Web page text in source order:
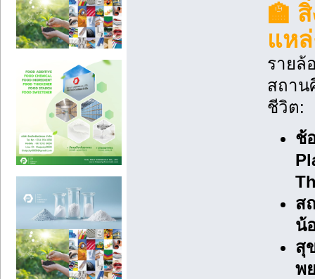
🏫
แห
รายล้
สถาน
ชีวิต:
ช้
ส
น้
สุ
พ